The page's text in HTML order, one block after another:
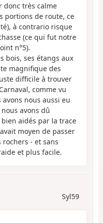
donc très calme
portions de route, ce
à contrario risque
(ce qui fut notre
n°5).
bois, ses étangs aux
magnifique des
difficile à trouver
comme vu
nous aussi eu
avons dû
aidés par la trace
moyen de passer
- et sans
et plus facile.
Syl59